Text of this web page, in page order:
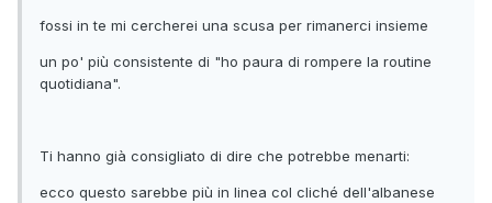
fossi in te mi cercherei una scusa per rimanerci insieme
un po' più consistente di "ho paura di rompere la routine
quotidiana".
Ti hanno già consigliato di dire che potrebbe menarti:
ecco questo sarebbe più in linea col cliché dell'albanese